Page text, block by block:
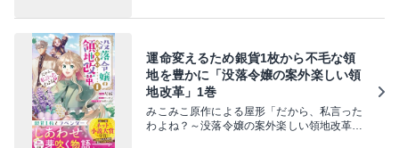
運命変えるため銀貨1枚から不毛な領
地を豊かに「没落令嬢の案外楽しい領
地改革」1巻
みこみこ原作による屋形「だから、私言った
わよね？～没落令嬢の案外楽しい領地改革